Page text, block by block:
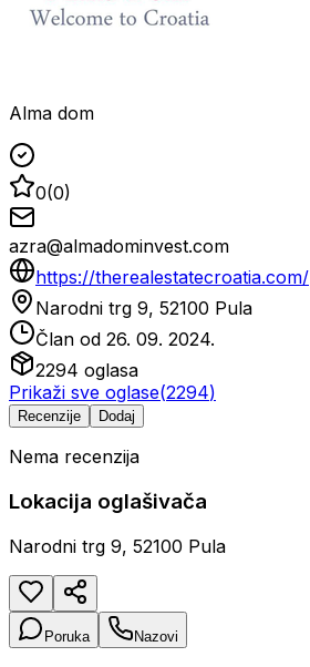
Alma dom
0(0)
azra@almadominvest.com
https://therealestatecroatia.com/
Narodni trg 9, 52100 Pula
Član od 26. 09. 2024.
2294 oglasa
Prikaži sve oglase(2294)
Recenzije Dodaj
Nema recenzija
Lokacija oglašivača
Narodni trg 9, 52100 Pula
Poruka Nazovi